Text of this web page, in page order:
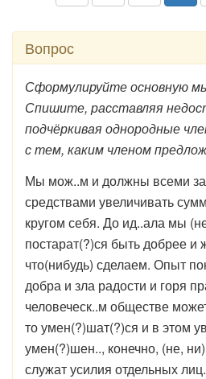
Вопрос
Сформулируйте основную
Спишите, расставляя
подчёркивая однородные
с тем, каким членом
Мы мож..м и должны всеми
средствами увеличивать
кругом себя. До ид..ала мы
постарат(?)ся быть добрее и
что(нибудь) сделаем. Опыт
добра и зла радости и горя
человеческ..м обществе
то умен(?)шат(?)ся и в этом
умен(?)шен.., конечно, (не,
служат усилия отдельных